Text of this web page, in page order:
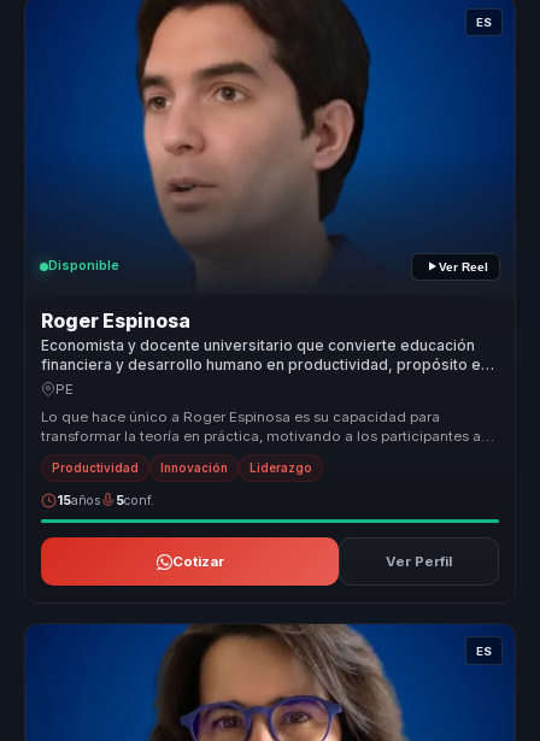
ES
Disponible Ver Reel
Roger Espinosa
Economista y docente universitario que convierte educación
financiera y desarrollo humano en productividad, propósito e
impacto social para organizaciones.
PE
Lo que hace único a Roger Espinosa es su capacidad para
transformar la teoría en práctica, motivando a los participantes a
aplicar lo apr...
Productividad Innovación Liderazgo
15años 5conf.
Cotizar Ver Perfil
ES